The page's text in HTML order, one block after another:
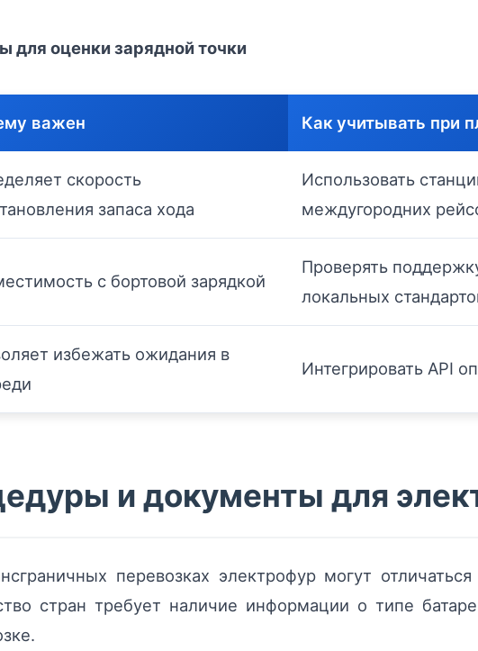
для оценки зарядной точки
важен Как учитывать при
скорость
запаса хода
Использовать
междугородних
с бортовой зарядкой
Проверять
локальных
избежать ожидания в
Интегрировать API
и документы для
перевозках электрофур могут
стран требует наличие информации о типе